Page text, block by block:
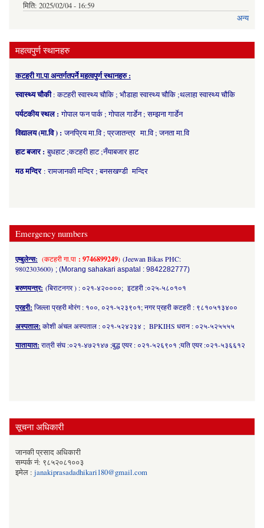
मिति: 2025/02/04 - 16:59
अन्य
महत्वपुर्ण स्थानहरु
कटहरी गा.पा अन्तर्गतपर्ने महत्वपुर्ण स्थानहरु :
स्वास्थ्य चौकी: कटहरी स्वास्थ्य चौकि ; भौडाहा स्वास्थ्य चौकि ;थलाहा स्वास्थ्य चौकि
पर्यटकीय स्थल :गोपाल फन पार्क ; गोपाल गार्डेन ; सम्झना गार्डेन
विद्यालय (मा.वि ) :जनप्रिय मा.वि ; प्रजातन्त्र मा.वि ; जनता मा.वि
हाट बजार :बुधहाट ;कटहरी हाट ;नँयाबजार हाट
मठ मन्दिर : रामजानकी मन्दिर ; बनसखण्डी मन्दिर
Emergency numbers
एम्बुलेन्स: (कटहरी गा.पा : 9746899249) (Jeewan Bikas PHC:
9802303600) ; (Morang sahakari aspatal : 9842282777)
बरुणयन्त्र: (बिराटनगर ) : ०२१-४२००००; इटहरी :०२५-५८०१०१
प्रहरी: जिल्ला प्रहरी मोरंग : १००, ०२१-५२३९०१; नगर प्रहरी कटहरी : ९८१०५१३४००
अस्पताल: कोशी अंचल अस्पताल : ०२१-५२४२३४ ; BPKIHS धरान : ०२५-५२५५५५
यातायात: रात्री संघ :०२१-४७२१४७ ;बुद्ध एयर : ०२१-५२६९०१ ;यति एयर :०२१-५३६६१२
सूचना अधिकारी
जानकी प्रसाद अधिकारी
सम्पर्क नं: ९८५२०८१००३
इमेल : janakiprasadadhikari180@gmail.com